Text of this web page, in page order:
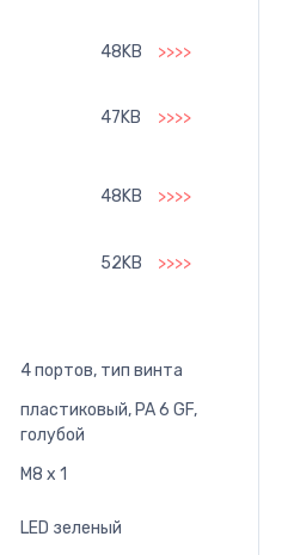
48KB >>>>
47KB >>>>
48KB >>>>
52KB >>>>
4 портов, тип винта
пластиковый, PA 6 GF,
голубой
M8 x 1
LED зеленый